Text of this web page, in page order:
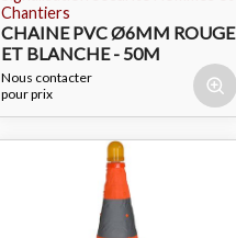
Chantiers
CHAINE PVC Ø6MM ROUGE
ET BLANCHE - 50M
Nous contacter
pour prix